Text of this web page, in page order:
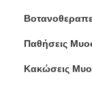
Παθήσεις
Κακώσεις